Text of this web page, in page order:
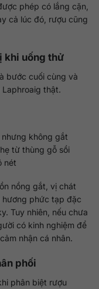
phép có lắng cặn,
cả lúc đó, rượu cũng
khi uống thử
bước cuối cùng và
thật.
không gắt
từ thùng gỗ sồi
nét
nồng gắt, vị chát
hương phức tạp đặc
Tuy nhiên, nếu chưa
có kinh nghiệm để
nhận cá nhân.
phối
phân biệt rượu